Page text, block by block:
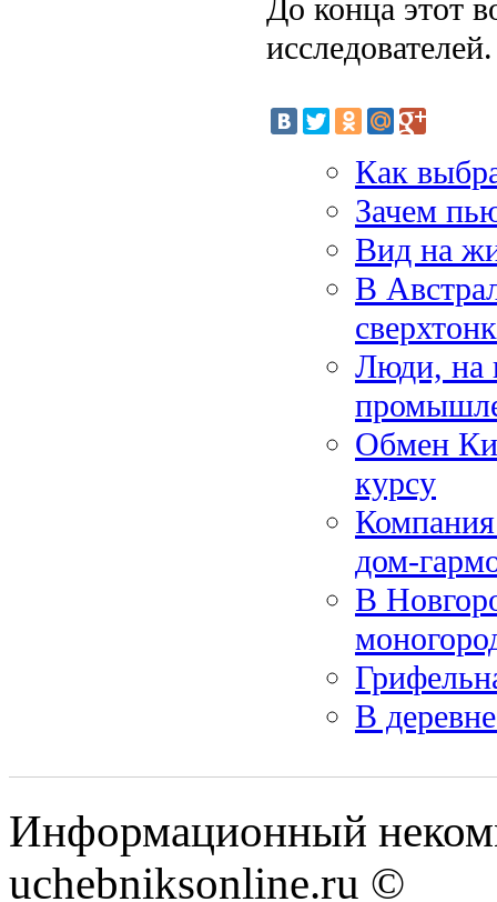
До конца этот
исследователей.
Как
Зачем
Вид на
В
Люди, на
Обмен
курсу
дом-
В
В
Информационный
uchebniksonline.ru ©